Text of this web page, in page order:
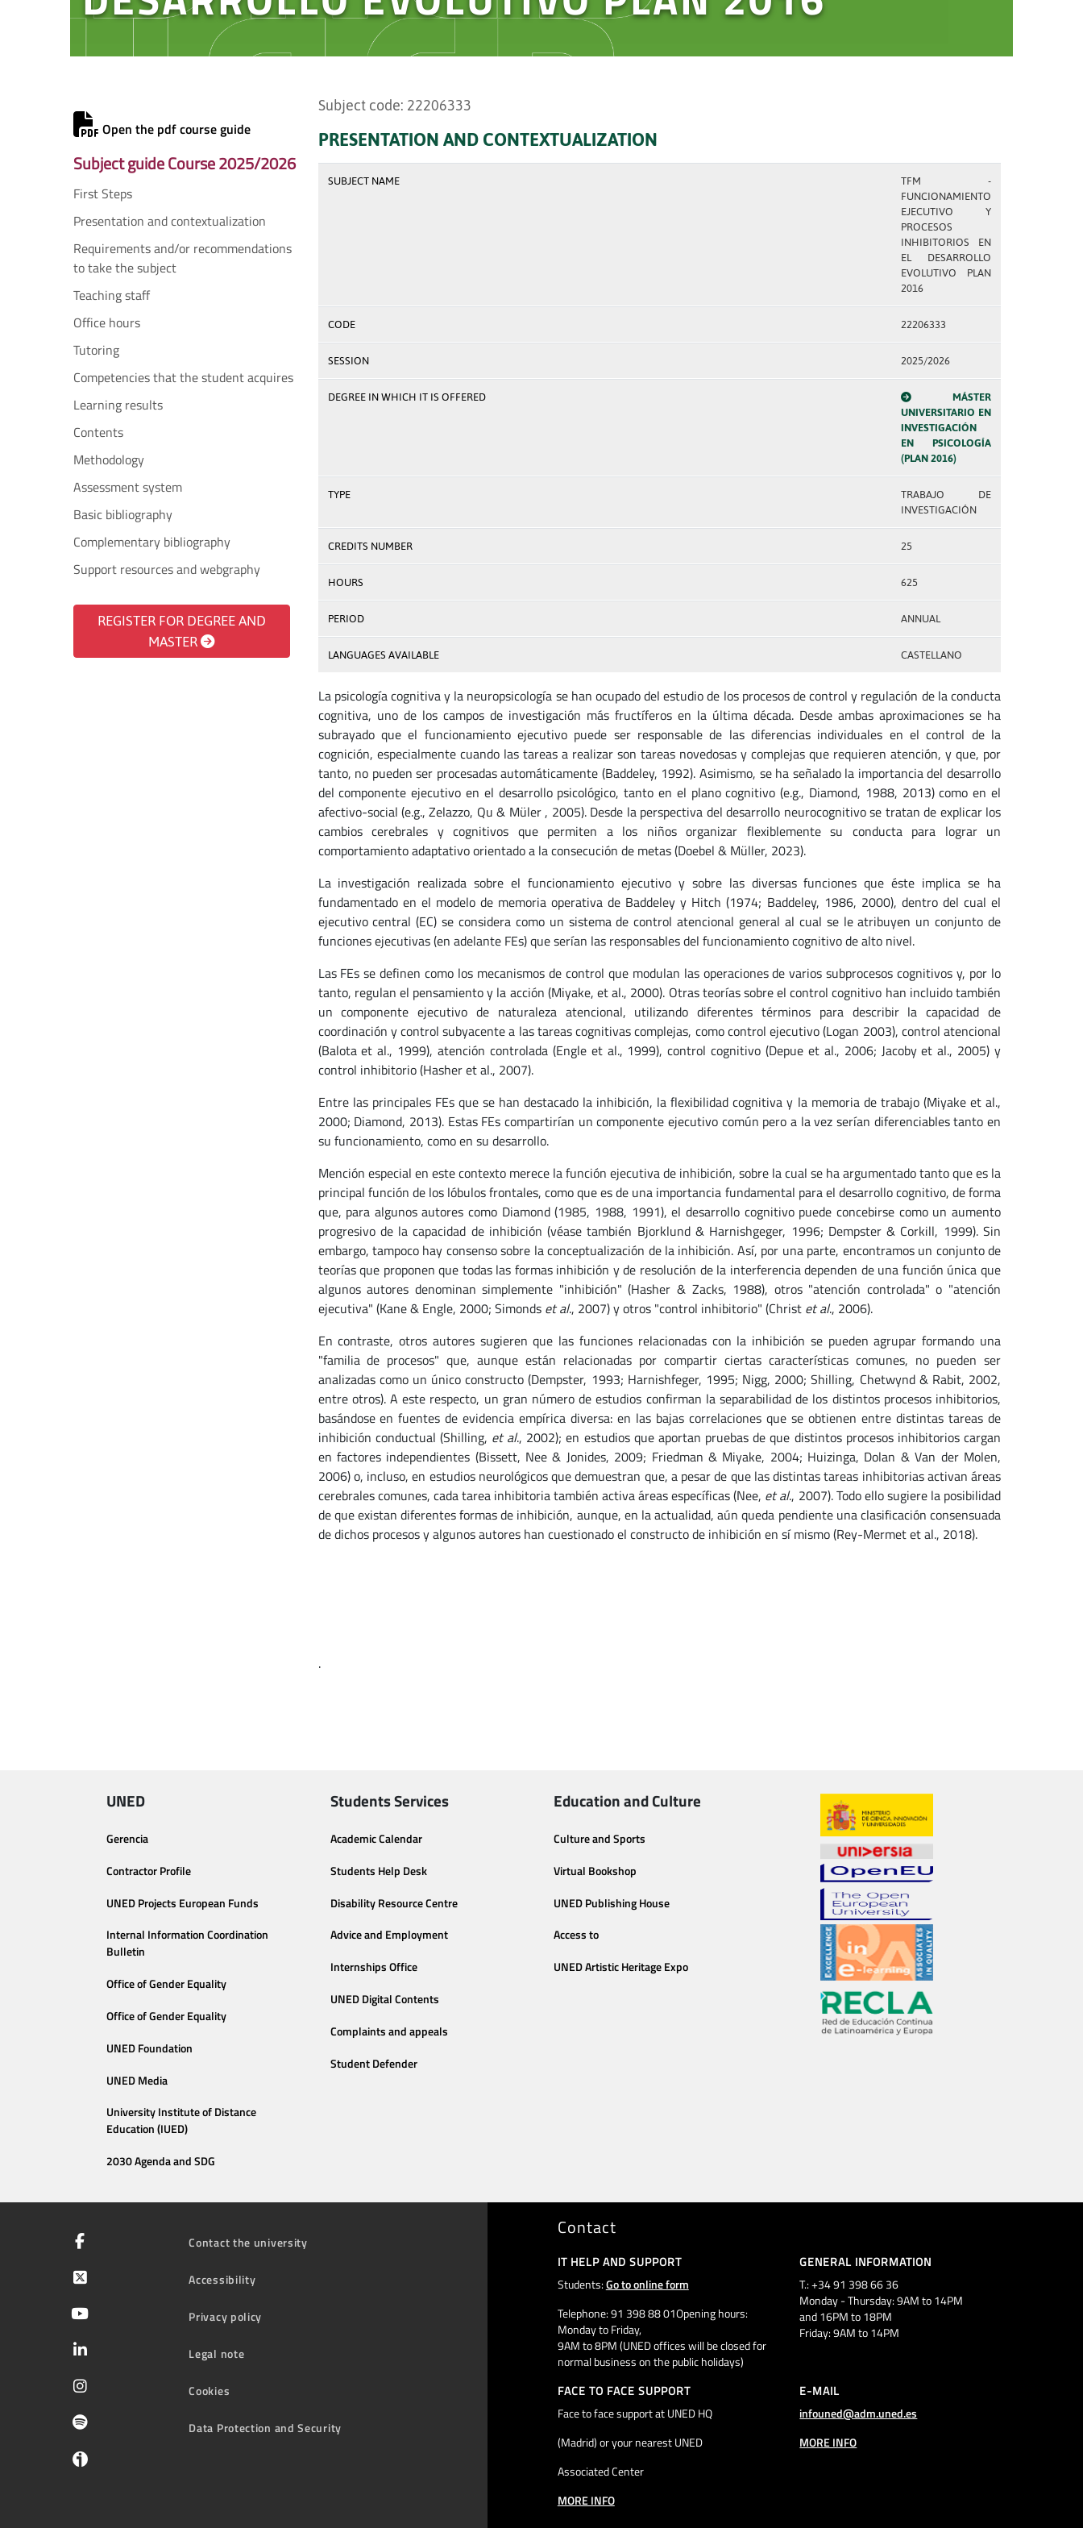
Open the pdf course guide
Subject guide Course 2025/2026
First Steps
Presentation and contextualization
Requirements and/or recommendations
to take the subject
Teaching staff
Office hours
Tutoring
Competencies that the student acquires
Learning results
Contents
Methodology
Assessment system
Basic bibliography
Complementary bibliography
Support resources and webgraphy
REGISTER FOR DEGREE AND
MASTER
Subject code: 22206333
PRESENTATION AND CONTEXTUALIZATION
SUBJECT NAME
TFM -
FUNCIONAMIENTO
EJECUTIVO Y
PROCESOS
INHIBITORIOS EN
EL DESARROLLO
EVOLUTIVO PLAN
2016
CODE 22206333
SESSION 2025/2026
DEGREE IN WHICH IT IS OFFERED
MÁSTER
UNIVERSITARIO EN
INVESTIGACIÓN
EN PSICOLOGÍA
(PLAN 2016)
TYPE
TRABAJO DE
INVESTIGACIÓN
CREDITS NUMBER 25
HOURS 625
PERIOD ANNUAL
LANGUAGES AVAILABLE CASTELLANO
La psicología cognitiva y la neuropsicología se han ocupado del estudio de los procesos de control y regulación de la conducta
cognitiva, uno de los campos de investigación más fructíferos en la última década. Desde ambas aproximaciones se ha
subrayado que el funcionamiento ejecutivo puede ser responsable de las diferencias individuales en el control de la
cognición, especialmente cuando las tareas a realizar son tareas novedosas y complejas que requieren atención, y que, por
tanto, no pueden ser procesadas automáticamente (Baddeley, 1992). Asimismo, se ha señalado la importancia del desarrollo
del componente ejecutivo en el desarrollo psicológico, tanto en el plano cognitivo (e.g., Diamond, 1988, 2013) como en el
afectivo-social (e.g., Zelazzo, Qu & Müler , 2005). Desde la perspectiva del desarrollo neurocognitivo se tratan de explicar los
cambios cerebrales y cognitivos que permiten a los niños organizar flexiblemente su conducta para lograr un
comportamiento adaptativo orientado a la consecución de metas (Doebel & Müller, 2023).
La investigación realizada sobre el funcionamiento ejecutivo y sobre las diversas funciones que éste implica se ha
fundamentado en el modelo de memoria operativa de Baddeley y Hitch (1974; Baddeley, 1986, 2000), dentro del cual el
ejecutivo central (EC) se considera como un sistema de control atencional general al cual se le atribuyen un conjunto de
funciones ejecutivas (en adelante FEs) que serían las responsables del funcionamiento cognitivo de alto nivel.
Las FEs se definen como los mecanismos de control que modulan las operaciones de varios subprocesos cognitivos y, por lo
tanto, regulan el pensamiento y la acción (Miyake, et al., 2000). Otras teorías sobre el control cognitivo han incluido también
un componente ejecutivo de naturaleza atencional, utilizando diferentes términos para describir la capacidad de
coordinación y control subyacente a las tareas cognitivas complejas, como control ejecutivo (Logan 2003), control atencional
(Balota et al., 1999), atención controlada (Engle et al., 1999), control cognitivo (Depue et al., 2006; Jacoby et al., 2005) y
control inhibitorio (Hasher et al., 2007).
Entre las principales FEs que se han destacado la inhibición, la flexibilidad cognitiva y la memoria de trabajo (Miyake et al.,
2000; Diamond, 2013). Estas FEs compartirían un componente ejecutivo común pero a la vez serían diferenciables tanto en
su funcionamiento, como en su desarrollo.
Mención especial en este contexto merece la función ejecutiva de inhibición, sobre la cual se ha argumentado tanto que es la
principal función de los lóbulos frontales, como que es de una importancia fundamental para el desarrollo cognitivo, de forma
que, para algunos autores como Diamond (1985, 1988, 1991), el desarrollo cognitivo puede concebirse como un aumento
progresivo de la capacidad de inhibición (véase también Bjorklund & Harnishgeger, 1996; Dempster & Corkill, 1999). Sin
embargo, tampoco hay consenso sobre la conceptualización de la inhibición. Así, por una parte, encontramos un conjunto de
teorías que proponen que todas las formas inhibición y de resolución de la interferencia dependen de una función única que
algunos autores denominan simplemente "inhibición" (Hasher & Zacks, 1988), otros "atención controlada" o "atención
ejecutiva" (Kane & Engle, 2000; Simonds et al., 2007) y otros "control inhibitorio" (Christ et al., 2006).
En contraste, otros autores sugieren que las funciones relacionadas con la inhibición se pueden agrupar formando una
"familia de procesos" que, aunque están relacionadas por compartir ciertas características comunes, no pueden ser
analizadas como un único constructo (Dempster, 1993; Harnishfeger, 1995; Nigg, 2000; Shilling, Chetwynd & Rabit, 2002,
entre otros). A este respecto, un gran número de estudios confirman la separabilidad de los distintos procesos inhibitorios,
basándose en fuentes de evidencia empírica diversa: en las bajas correlaciones que se obtienen entre distintas tareas de
inhibición conductual (Shilling, et al., 2002); en estudios que aportan pruebas de que distintos procesos inhibitorios cargan
en factores independientes (Bissett, Nee & Jonides, 2009; Friedman & Miyake, 2004; Huizinga, Dolan & Van der Molen,
2006) o, incluso, en estudios neurológicos que demuestran que, a pesar de que las distintas tareas inhibitorias activan áreas
cerebrales comunes, cada tarea inhibitoria también activa áreas específicas (Nee, et al., 2007). Todo ello sugiere la posibilidad
de que existan diferentes formas de inhibición, aunque, en la actualidad, aún queda pendiente una clasificación consensuada
de dichos procesos y algunos autores han cuestionado el constructo de inhibición en sí mismo (Rey-Mermet et al., 2018).
.
UNED
Gerencia
Contractor Profile
UNED Projects European Funds
Internal Information Coordination
Bulletin
Office of Gender Equality
Office of Gender Equality
UNED Foundation
UNED Media
University Institute of Distance
Education (IUED)
2030 Agenda and SDG
Students Services
Academic Calendar
Students Help Desk
Disability Resource Centre
Advice and Employment
Internships Office
UNED Digital Contents
Complaints and appeals
Student Defender
Education and Culture
Culture and Sports
Virtual Bookshop
UNED Publishing House
Access to
UNED Artistic Heritage Expo
Contact the university
Accessibility
Privacy policy
Legal note
Cookies
Data Protection and Security
Contact
IT HELP AND SUPPORT
Students:Go to online form
Telephone: 91 398 88 01Opening hours:
Monday to Friday,
9AM to 8PM (UNED offices will be closed for
normal business on the public holidays)
GENERAL INFORMATION
T.: +34 91 398 66 36
Monday - Thursday: 9AM to 14PM
and 16PM to 18PM
Friday: 9AM to 14PM
FACE TO FACE SUPPORT
Face to face support at UNED HQ
(Madrid) or your nearest UNED
Associated Center
MORE INFO
E-MAIL
infouned@adm.uned.es
MORE INFO